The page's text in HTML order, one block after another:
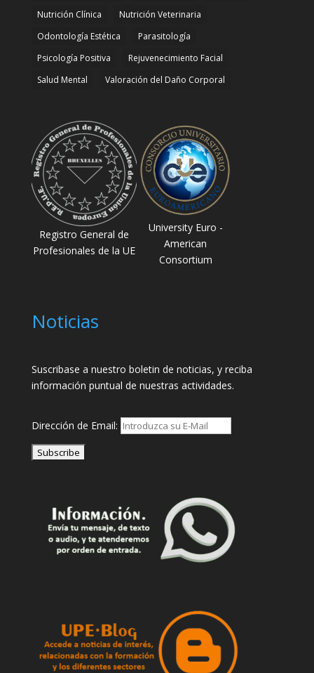
Nutrición Clínica
Nutrición Veterinaria
Odontología Estética
Parasitología
Psicología Positiva
Rejuvenecimiento Facial
Salud Mental
Valoración del Daño Corporal
Registro General de
Profesionales de la UE
University Euro -
American
Consortium
Noticias
Suscribase a nuestro boletin de noticias, y reciba
información puntual de nuestras actividades.
Dirección de Email: